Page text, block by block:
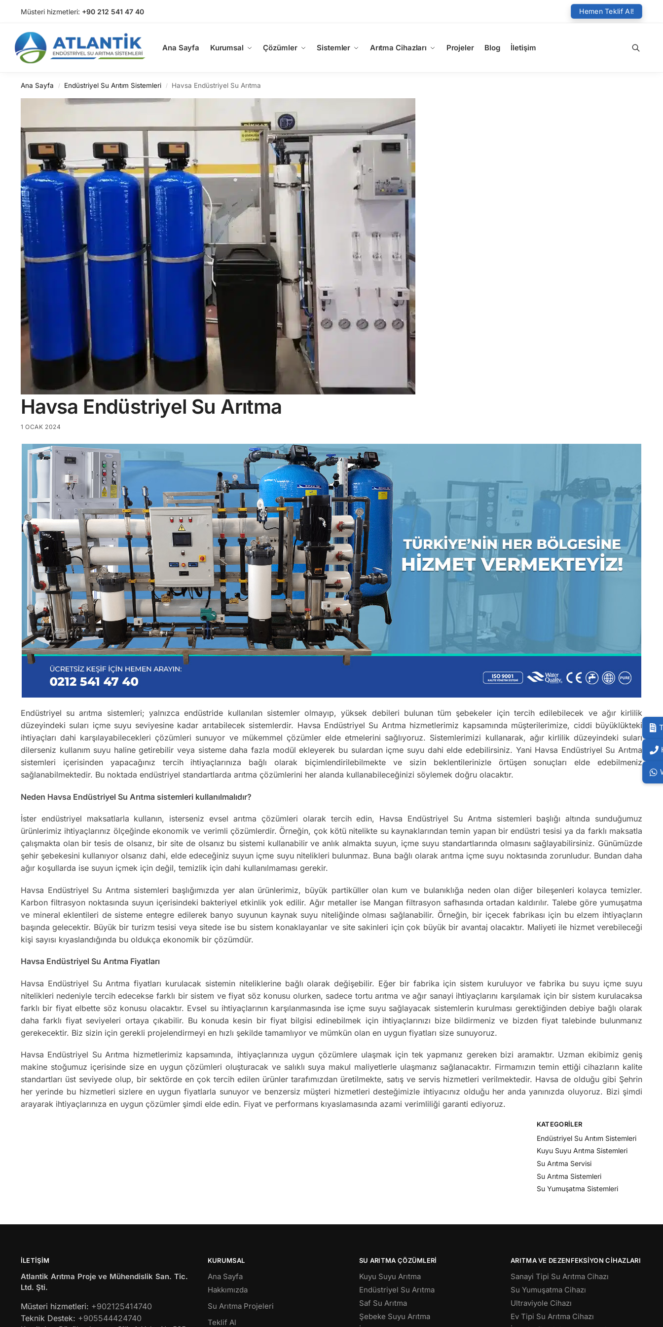
Müsteri hizmetleri: +90 212 541 47 40 Hemen Teklif Al!
Ana Sayfa Kurumsal Çözümler Sistemler Arıtma Cihazları Projeler Blog İletişim
Arama
Ara
Ana Sayfa / Endüstriyel Su Arıtım Sistemleri / Havsa Endüstriyel Su Arıtma
Havsa Endüstriyel Su Arıtma
1 OCAK 2024
Endüstriyel su arıtma sistemleri; yalnızca endüstride kullanılan sistemler olmayıp, yüksek debileri bulunan tüm şebekeler için tercih edilebilecek ve ağır kirlilik
düzeyindeki suları içme suyu seviyesine kadar arıtabilecek sistemlerdir. Havsa Endüstriyel Su Arıtma hizmetlerimiz kapsamında müşterilerimize, ciddi büyüklükteki
ihtiyaçları dahi karşılayabilecekleri çözümleri sunuyor ve mükemmel çözümler elde etmelerini sağlıyoruz. Sistemlerimizi kullanarak, ağır kirlilik düzeyindeki suları
dilerseniz kullanım suyu haline getirebilir veya sisteme daha fazla modül ekleyerek bu sulardan içme suyu dahi elde edebilirsiniz. Yani Havsa Endüstriyel Su Arıtma
sistemleri içerisinden yapacağınız tercih ihtiyaçlarınıza bağlı olarak biçimlendirilebilmekte ve sizin beklentilerinizle örtüşen sonuçları elde edebilmeniz
sağlanabilmektedir. Bu noktada endüstriyel standartlarda arıtma çözümlerini her alanda kullanabileceğinizi söylemek doğru olacaktır.
Neden Havsa Endüstriyel Su Arıtma sistemleri kullanılmalıdır?
İster endüstriyel maksatlarla kullanın, isterseniz evsel arıtma çözümleri olarak tercih edin, Havsa Endüstriyel Su Arıtma sistemleri başlığı altında sunduğumuz
ürünlerimiz ihtiyaçlarınız ölçeğinde ekonomik ve verimli çözümlerdir. Örneğin, çok kötü nitelikte su kaynaklarından temin yapan bir endüstri tesisi ya da farklı maksatla
çalışmakta olan bir tesis de olsanız, bir site de olsanız bu sistemi kullanabilir ve anlık almakta suyun, içme suyu standartlarında olmasını sağlayabilirsiniz. Günümüzde
şehir şebekesini kullanıyor olsanız dahi, elde edeceğiniz suyun içme suyu nitelikleri bulunmaz. Buna bağlı olarak arıtma içme suyu noktasında zorunludur. Bundan daha
ağır koşullarda ise suyun içmek için değil, temizlik için dahi kullanılmaması gerekir.
Havsa Endüstriyel Su Arıtma sistemleri başlığımızda yer alan ürünlerimiz, büyük partiküller olan kum ve bulanıklığa neden olan diğer bileşenleri kolayca temizler.
Karbon filtrasyon noktasında suyun içerisindeki bakteriyel etkinlik yok edilir. Ağır metaller ise Mangan filtrasyon safhasında ortadan kaldırılır. Talebe göre yumuşatma
ve mineral eklentileri de sisteme entegre edilerek banyo suyunun kaynak suyu niteliğinde olması sağlanabilir. Örneğin, bir içecek fabrikası için bu elzem ihtiyaçların
başında gelecektir. Büyük bir turizm tesisi veya sitede ise bu sistem konaklayanlar ve site sakinleri için çok büyük bir avantaj olacaktır. Maliyeti ile hizmet verebileceği
kişi sayısı kıyaslandığında bu oldukça ekonomik bir çözümdür.
Havsa Endüstriyel Su Arıtma Fiyatları
Havsa Endüstriyel Su Arıtma fiyatları kurulacak sistemin niteliklerine bağlı olarak değişebilir. Eğer bir fabrika için sistem kuruluyor ve fabrika bu suyu içme suyu
nitelikleri nedeniyle tercih edecekse farklı bir sistem ve fiyat söz konusu olurken, sadece tortu arıtma ve ağır sanayi ihtiyaçlarını karşılamak için bir sistem kurulacaksa
farklı bir fiyat elbette söz konusu olacaktır. Evsel su ihtiyaçlarının karşılanmasında ise içme suyu sağlayacak sistemlerin kurulması gerektiğinden debiye bağlı olarak
daha farklı fiyat seviyeleri ortaya çıkabilir. Bu konuda kesin bir fiyat bilgisi edinebilmek için ihtiyaçlarınızı bize bildirmeniz ve bizden fiyat talebinde bulunmanız
gerekecektir. Biz sizin için gerekli projelendirmeyi en hızlı şekilde tamamlıyor ve mümkün olan en uygun fiyatları size sunuyoruz.
Havsa Endüstriyel Su Arıtma hizmetlerimiz kapsamında, ihtiyaçlarınıza uygun çözümlere ulaşmak için tek yapmanız gereken bizi aramaktır. Uzman ekibimiz geniş
makine stoğumuz içerisinde size en uygun çözümleri oluşturacak ve salıklı suya makul maliyetlerle ulaşmanız sağlanacaktır. Firmamızın temin ettiği cihazların kalite
standartları üst seviyede olup, bir sektörde en çok tercih edilen ürünler tarafımızdan üretilmekte, satış ve servis hizmetleri verilmektedir. Havsa de olduğu gibi Şehrin
her yerinde bu hizmetleri sizlere en uygun fiyatlarla sunuyor ve benzersiz müşteri hizmetleri desteğimizle ihtiyacınız olduğu her anda yanınızda oluyoruz. Bizi şimdi
arayarak ihtiyaçlarınıza en uygun çözümler şimdi elde edin. Fiyat ve performans kıyaslamasında azami verimliliği garanti ediyoruz.
KATEGORILER
Endüstriyel Su Arıtım Sistemleri
Kuyu Suyu Arıtma Sistemleri
Su Arıtma Servisi
Su Arıtma Sistemleri
Su Yumuşatma Sistemleri
İLETIŞIM
Atlantik Arıtma Proje ve Mühendislik San. Tic.
Ltd. Şti.
Müsteri hizmetleri: +902125414740
Teknik Destek: +905544424740
KURUMSAL
Ana Sayfa
Hakkımızda
Su Arıtma Projeleri
Teklif Al
SU ARITMA ÇÖZÜMLERI
Kuyu Suyu Arıtma
Endüstriyel Su Arıtma
Saf Su Arıtma
Şebeke Suyu Arıtma
ARITMA VE DEZENFEKSIYON CIHAZLARI
Sanayi Tipi Su Arıtma Cihazı
Su Yumuşatma Cihazı
Ultraviyole Cihazı
Ev Tipi Su Arıtma Cihazı